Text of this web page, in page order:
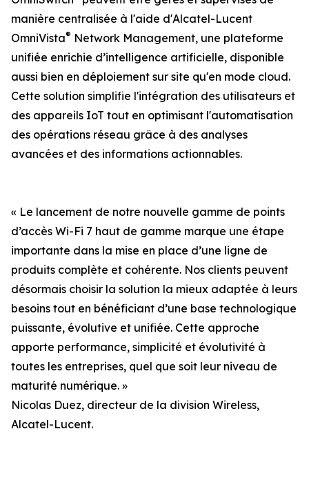
manière centralisée à l'aide d'Alcatel-Lucent
OmniVista® Network Management, une plateforme
unifiée enrichie d’intelligence artificielle, disponible
aussi bien en déploiement sur site qu'en mode cloud.
Cette solution simplifie l'intégration des utilisateurs et
des appareils IoT tout en optimisant l'automatisation
des opérations réseau grâce à des analyses
avancées et des informations actionnables.
« Le lancement de notre nouvelle gamme de points
d’accès Wi-Fi 7 haut de gamme marque une étape
importante dans la mise en place d’une ligne de
produits complète et cohérente. Nos clients peuvent
désormais choisir la solution la mieux adaptée à leurs
besoins tout en bénéficiant d’une base technologique
puissante, évolutive et unifiée. Cette approche
apporte performance, simplicité et évolutivité à
toutes les entreprises, quel que soit leur niveau de
maturité numérique. »
Nicolas Duez, directeur de la division Wireless,
Alcatel-Lucent.